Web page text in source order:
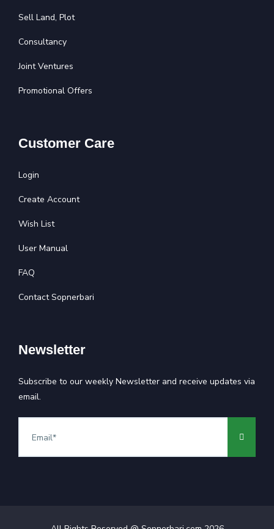
Sell Land, Plot
Consultancy
Joint Ventures
Promotional Offers
Customer Care
Login
Create Account
Wish List
User Manual
FAQ
Contact Sopnerbari
Newsletter
Subscribe to our weekly Newsletter and receive updates via
email.